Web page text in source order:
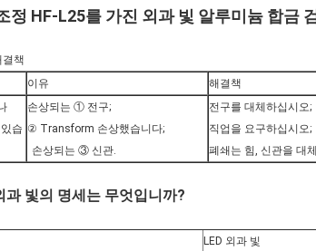
정 HF-L25를 가진 외과 빛 알루미늄 합금
결책
이유
해결책
습
손상되는 ① 전구;
② Transform 손상했습니다;
손상되는 ③ 신관.
전구를 대체하십시오;
직업을 요구하십시오;
폐쇄는 힘, 신관을 대
과 빛의 명세는 무엇입니까?
LED 외과 빛